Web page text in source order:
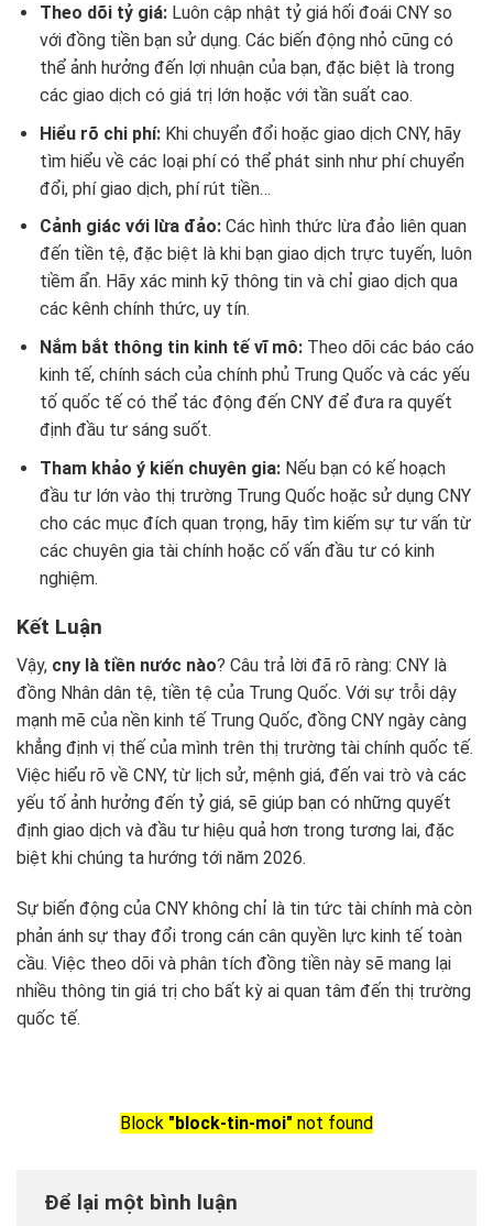
Theo dõi tỷ giá:Luôn cập nhật tỷ giá hối đoái CNY so
với đồng tiền bạn sử dụng. Các biến động nhỏ cũng có
thể ảnh hưởng đến lợi nhuận của bạn, đặc biệt là trong
các giao dịch có giá trị lớn hoặc với tần suất cao.
Hiểu rõ chi phí:Khi chuyển đổi hoặc giao dịch CNY, hãy
tìm hiểu về các loại phí có thể phát sinh như phí chuyển
đổi, phí giao dịch, phí rút tiền…
Cảnh giác với lừa đảo:Các hình thức lừa đảo liên quan
đến tiền tệ, đặc biệt là khi bạn giao dịch trực tuyến, luôn
tiềm ẩn. Hãy xác minh kỹ thông tin và chỉ giao dịch qua
các kênh chính thức, uy tín.
Nắm bắt thông tin kinh tế vĩ mô:Theo dõi các báo cáo
kinh tế, chính sách của chính phủ Trung Quốc và các yếu
tố quốc tế có thể tác động đến CNY để đưa ra quyết
định đầu tư sáng suốt.
Tham khảo ý kiến chuyên gia:Nếu bạn có kế hoạch
đầu tư lớn vào thị trường Trung Quốc hoặc sử dụng CNY
cho các mục đích quan trọng, hãy tìm kiếm sự tư vấn từ
các chuyên gia tài chính hoặc cố vấn đầu tư có kinh
nghiệm.
Kết Luận
Vậy, cny là tiền nước nào? Câu trả lời đã rõ ràng: CNY là
đồng Nhân dân tệ, tiền tệ của Trung Quốc. Với sự trỗi dậy
mạnh mẽ của nền kinh tế Trung Quốc, đồng CNY ngày càng
khẳng định vị thế của mình trên thị trường tài chính quốc tế.
Việc hiểu rõ về CNY, từ lịch sử, mệnh giá, đến vai trò và các
yếu tố ảnh hưởng đến tỷ giá, sẽ giúp bạn có những quyết
định giao dịch và đầu tư hiệu quả hơn trong tương lai, đặc
biệt khi chúng ta hướng tới năm 2026.
Sự biến động của CNY không chỉ là tin tức tài chính mà còn
phản ánh sự thay đổi trong cán cân quyền lực kinh tế toàn
cầu. Việc theo dõi và phân tích đồng tiền này sẽ mang lại
nhiều thông tin giá trị cho bất kỳ ai quan tâm đến thị trường
quốc tế.
Block "block-tin-moi" not found
Để lại một bình luận